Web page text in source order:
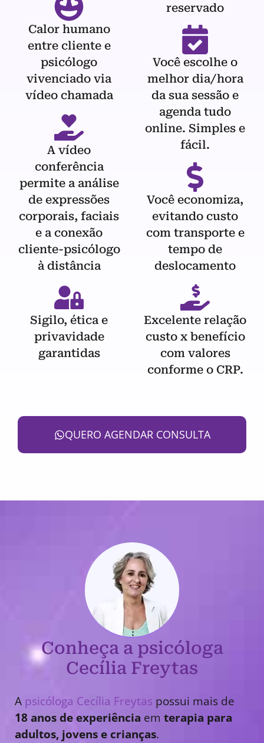
Calor humano
entre cliente e
psicólogo
vivenciado via
vídeo chamada
A vídeo
conferência
permite a análise
de expressões
corporais, faciais
e a conexão
cliente-psicólogo
à distância
Sigilo, ética e
privavidade
garantidas
reservado
Você escolhe o
melhor dia/hora
da sua sessão e
agenda tudo
online. Simples e
fácil.
Você economiza,
evitando custo
com transporte e
tempo de
deslocamento
Excelente relação
custo x benefício
com valores
conforme o CRP.
QUERO AGENDAR CONSULTA
Conheça a psicóloga
Cecília Freytas
A psicóloga Cecília Freytas possui mais de
18 anos de experiência em terapia para
adultos, jovens e crianças.